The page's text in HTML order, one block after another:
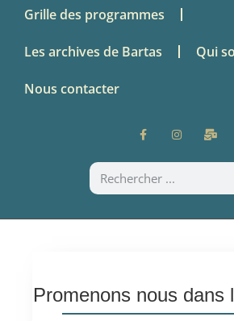
Grille des programmes
Les archives de Bartas Qui
Nous contacter
Promenons nous dans